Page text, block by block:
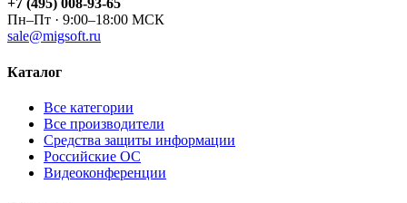
+7 (495) 008-93-65
Пн–Пт · 9:00–18:00 МСК
sale@migsoft.ru
Каталог
Все категории
Все производители
Средства защиты информации
Российские ОС
Видеоконференции